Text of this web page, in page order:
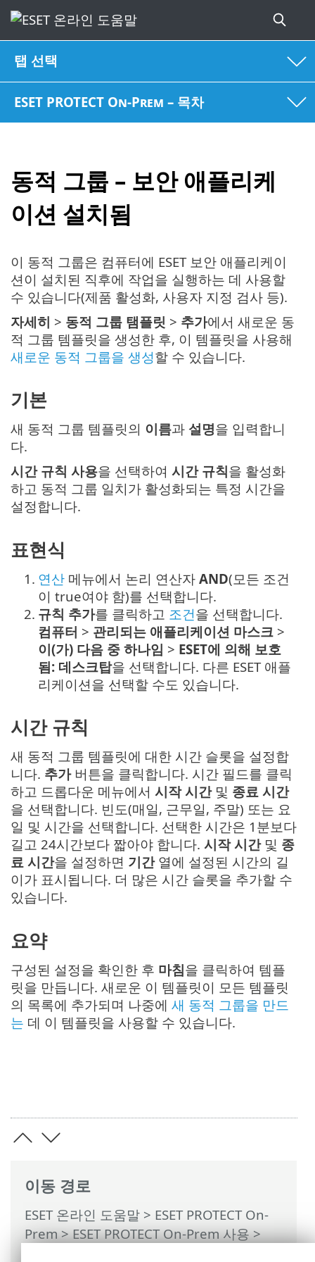
탭 선택
ESET PROTECT On-Prem – 목차
동적 그룹 – 보안 애플리케
이션 설치됨
이동 경로
ESET 온라인 도움말 > ESET PROTECT On-
Prem>ESET PROTECT On-Prem 사용>
이 동적 그룹은 컴퓨터에 ESET 보안 애플리케이
션이 설치된 직후에 작업을 실행하는 데 사용할
수 있습니다(제품 활성화, 사용자 지정 검사 등).
자세히 > 동적 그룹 탬플릿 > 추가에서 새로운 동
적 그룹 템플릿을 생성한 후, 이 템플릿을 사용해
새로운 동적 그룹을 생성할 수 있습니다.
기본
새 동적 그룹 템플릿의 이름과 설명을 입력합니
다.
시간 규칙 사용을 선택하여 시간 규칙을 활성화
하고 동적 그룹 일치가 활성화되는 특정 시간을
설정합니다.
표현식
1. 연산 메뉴에서 논리 연산자 AND(모든 조건
이 true여야 함)를 선택합니다.
2. 규칙 추가를 클릭하고 조건을 선택합니다.
컴퓨터 > 관리되는 애플리케이션 마스크 >
이(가) 다음 중 하나임 > ESET에 의해 보호
됨: 데스크탑을 선택합니다. 다른 ESET 애플
리케이션을 선택할 수도 있습니다.
시간 규칙
새 동적 그룹 템플릿에 대한 시간 슬롯을 설정합
니다. 추가버튼을 클릭합니다. 시간 필드를 클릭
하고 드롭다운 메뉴에서 시작 시간및 종료 시간
을 선택합니다. 빈도(매일, 근무일, 주말) 또는 요
일 및 시간을 선택합니다. 선택한 시간은 1분보다
길고 24시간보다 짧아야 합니다. 시작 시간및 종
료 시간을 설정하면 기간열에 설정된 시간의 길
이가 표시됩니다. 더 많은 시간 슬롯을 추가할 수
있습니다.
요약
구성된 설정을 확인한 후 마침을 클릭하여 템플
릿을 만듭니다. 새로운 이 템플릿이 모든 템플릿
의 목록에 추가되며 나중에 새 동적 그룹을 만드
는 데 이 템플릿을 사용할 수 있습니다.